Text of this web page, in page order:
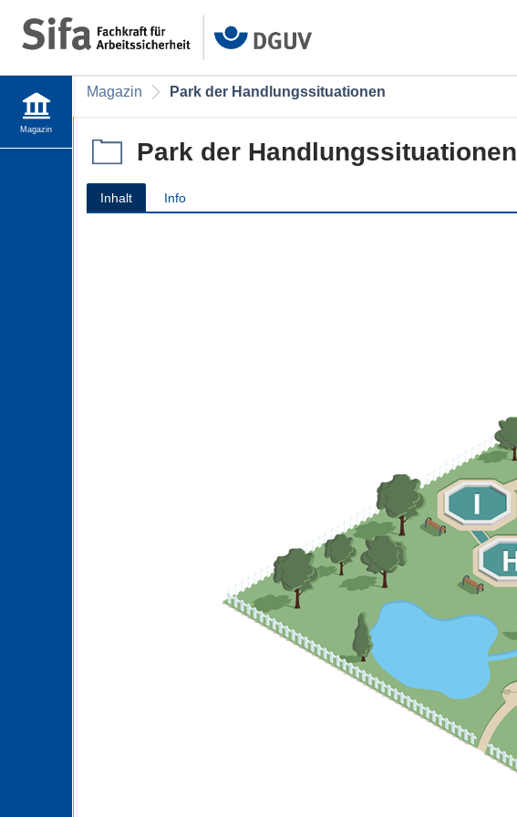
Magazin
Park der Handlungssituationen
Magazin
Park der Handlungssituationen
Inhalt Info